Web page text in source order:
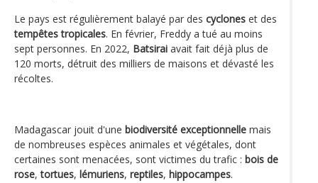
Le pays est régulièrement balayé par des cyclones et des
tempêtes tropicales. En février, Freddy a tué au moins
sept personnes. En 2022, Batsirai avait fait déjà plus de
120 morts, détruit des milliers de maisons et dévasté les
récoltes.
Madagascar jouit d'une biodiversité exceptionnelle mais
de nombreuses espèces animales et végétales, dont
certaines sont menacées, sont victimes du trafic : bois de
rose,tortues, lémuriens, reptiles, hippocampes.